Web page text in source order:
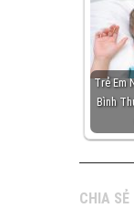
Trẻ Em
Bình
CHIA SẺ